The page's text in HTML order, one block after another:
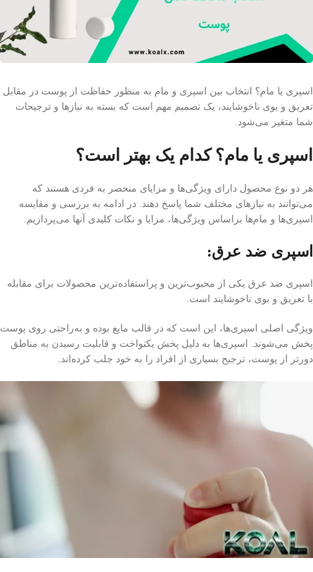
اسپری یا مام؟ انتخاب بین اسپری و مام به منظور حفاظت از پوست در مقابل
تعریق و بوی ناخوشایند، یک تصمیم مهم است که بسته به نیازها و ترجیحات
شما متغیر می‌شود.
اسپری یا مام؟ کدام یک بهتر است؟
هر دو نوع محصول دارای ویژگی‌ها و مزایای منحصر به فردی هستند که
می‌توانند به نیازهای مختلف شما پاسخ دهند. در ادامه به بررسی و مقایسه
اسپری‌ها و مام‌ها براساس ویژگی‌ها، مزایا و نکات کلیدی آنها می‌پردازیم.
اسپری ضد عرق:
اسپری ضد عرق یکی از محبوب‌ترین و پراستفاده‌ترین محصولات برای مقابله
با تعریق و بوی ناخوشایند است.
ویژگی اصلی اسپری‌ها، این است که در قالب مایع بوده و به‌راحتی روی پوست
پخش می‌شوند. اسپری‌ها به دلیل پخش یکنواخت و قابلیت رسیدن به مناطق
دورتر از پوست، ترجیح بسیاری از افراد را به خود جلب کرده‌اند.